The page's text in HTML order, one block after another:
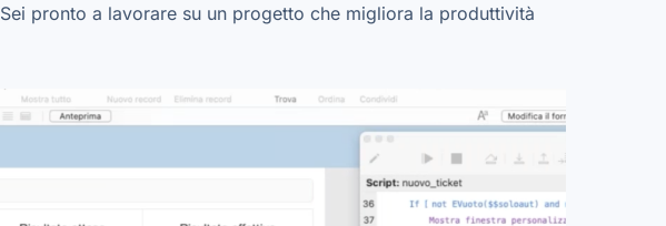
Sei pronto a lavorare su un progetto che migliora la produttività